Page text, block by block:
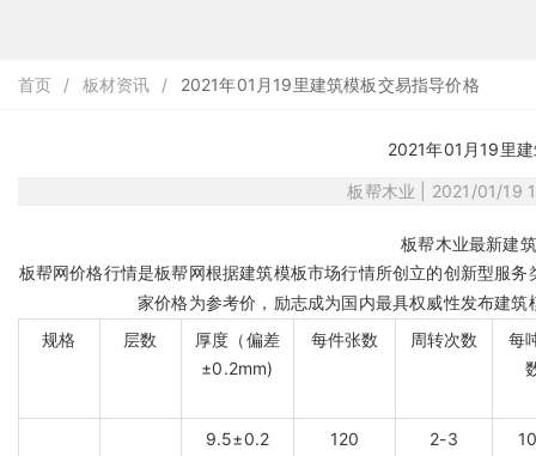
首页 / 板材资讯 / 2021年01月19里建筑模板交易指导价格
2021年01月19里
板帮木业 | 2021/01/19
板帮木业最新建
板帮网价格行情是板帮网 根据建筑模板市场行情所创立的创新型服
家价格为参考价，励志成为国内最具权威性发布建
规格 层数
厚度（偏差
±0.2mm)
每件张数 周转次数
每
9.5±0.2 120 2-3